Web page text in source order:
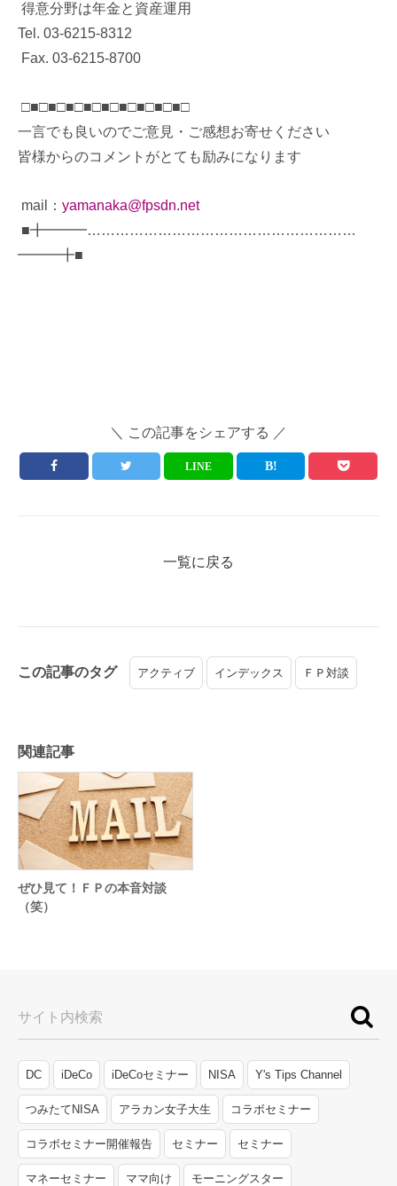
得意分野は年金と資産運用
Tel. 03-6215-8312
Fax. 03-6215-8700
□■□■□■□■□■□■□■□■□■□
一言でも良いのでご意見・ご感想お寄せください
皆様からのコメントがとても励みになります
mail： yamanaka@fpsdn.net
■╋━━━…………………………………………………
━━━╋■
＼ この記事をシェアする ／
LINE
一覧に戻る
この記事のタグ アクティブ インデックス ＦＰ対談
関連記事
ぜひ見て！ＦＰの本音対談
（笑）
サイト内検索
DC iDeCo iDeCoセミナー NISA Y's Tips Channel
つみたてNISA アラカン女子大生 コラボセミナー
コラボセミナー開催報告 セミナー セミナー
マネーセミナー ママ向け モーニングスター